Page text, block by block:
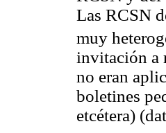
Las RCSN
muy
invitación a
no eran
boletines
etcétera)